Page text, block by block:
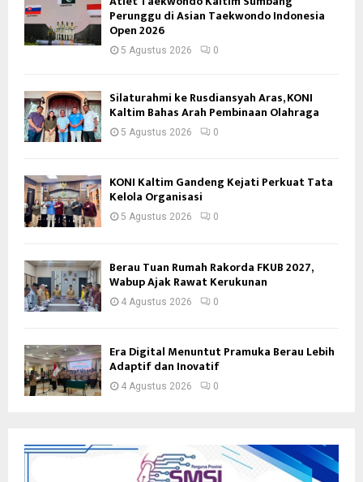
Perunggu di Asian Taekwondo Indonesia
Open 2026
5 Agustus 2026 0
Silaturahmi ke Rusdiansyah Aras, KONI
Kaltim Bahas Arah Pembinaan Olahraga
5 Agustus 2026 0
KONI Kaltim Gandeng Kejati Perkuat Tata
Kelola Organisasi
5 Agustus 2026 0
Berau Tuan Rumah Rakorda FKUB 2027,
Wabup Ajak Rawat Kerukunan
4 Agustus 2026 0
Era Digital Menuntut Pramuka Berau Lebih
Adaptif dan Inovatif
4 Agustus 2026 0